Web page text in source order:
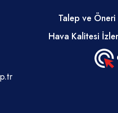
Talep ve Öneri
Hava Kalitesi